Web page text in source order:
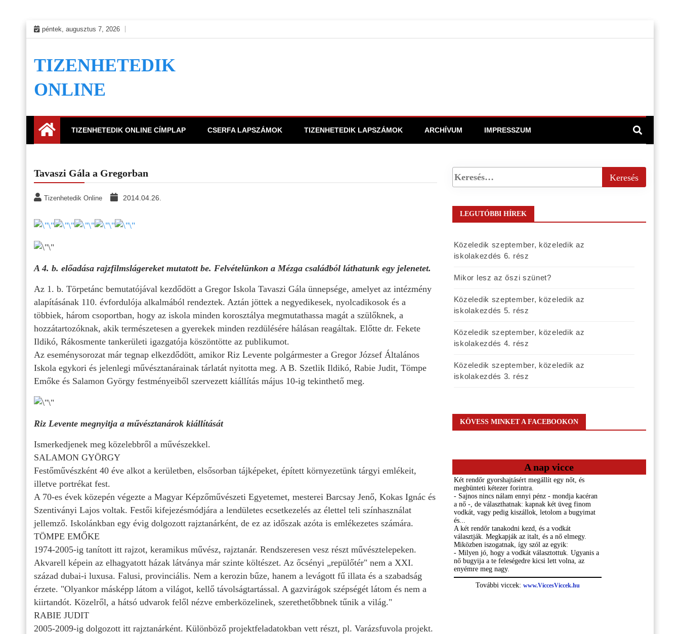
Skip
to
péntek, augusztus 7, 2026
TIZENHETEDIK
ONLINE
TIZENHETEDIK ONLINE CÍMPLAP CSERFA LAPSZÁMOK TIZENHETEDIK LAPSZÁMOK ARCHÍVUM IMPRESSZUM
Tavaszi Gála a Gregorban
Tizenhetedik Online 2014.04.26.
A 4. b. előadása rajzfilmslágereket mutatott be. Felvételünkon a Mézga családból láthatunk egy jelenetet.
Az 1. b. Törpetánc bemutatójával kezdődött a Gregor Iskola Tavaszi Gála ünnepsége, amelyet az intézmény
alapításának 110. évfordulója alkalmából rendeztek. Aztán jöttek a negyedikesek, nyolcadikosok és a
többiek, három csoportban, hogy az iskola minden korosztálya megmutathassa magát a szülőknek, a
hozzátartozóknak, akik természetesen a gyerekek minden rezdülésére hálásan reagáltak. Előtte dr. Fekete
Ildikó, Rákosmente tankerületi igazgatója köszöntötte az publikumot.
Az eseménysorozat már tegnap elkezdődött, amikor Riz Levente polgármester a Gregor József Általános
Iskola egykori és jelenlegi művésztanárainak tárlatát nyitotta meg. A B. Szetlik Ildikó, Rabie Judit, Tömpe
Emőke és Salamon György festményeiből szervezett kiállítás május 10-ig tekinthető meg.
Riz Levente megnyitja a művésztanárok kiállítását
Ismerkedjenek meg közelebbről a művészekkel.
SALAMON GYÖRGY
Festőművészként 40 éve alkot a kerületben, elsősorban tájképeket, épített környezetünk tárgyi emlékeit,
illetve portrékat fest.
A 70-es évek közepén végezte a Magyar Képzőművészeti Egyetemet, mesterei Barcsay Jenő, Kokas Ignác és
Szentiványi Lajos voltak. Festői kifejezésmódjára a lendületes ecsetkezelés az élettel teli színhasználat
jellemző. Iskolánkban egy évig dolgozott rajztanárként, de ez az időszak azóta is emlékezetes számára.
TÖMPE EMŐKE
1974-2005-ig tanított itt rajzot, keramikus művész, rajztanár. Rendszeresen vesz részt művésztelepeken.
Akvarell képein az elhagyatott házak látványa már szinte költészet. Az őcsényi „repülőtér" nem a XXI.
század dubai-i luxusa. Falusi, provinciális. Nem a kerozin bűze, hanem a levágott fű illata és a szabadság
érzete. "Olyankor másképp látom a világot, kellő távolságtartással. A gazvirágok szépségét látom és nem a
kiirtandót. Közelről, a hátsó udvarok felől nézve emberközelinek, szerethetőbbnek tűnik a világ."
RABIE JUDIT
2005-2009-ig dolgozott itt rajztanárként. Különböző projektfeladatokban vett részt, pl. Varázsfuvola projekt.
LEGUTÓBBI HÍREK
Közeledik szeptember, közeledik az
iskolakezdés 6. rész
Mikor lesz az őszi szünet?
Közeledik szeptember, közeledik az
iskolakezdés 5. rész
Közeledik szeptember, közeledik az
iskolakezdés 4. rész
Közeledik szeptember, közeledik az
iskolakezdés 3. rész
KÖVESS MINKET A FACEBOOKON
A nap vicce